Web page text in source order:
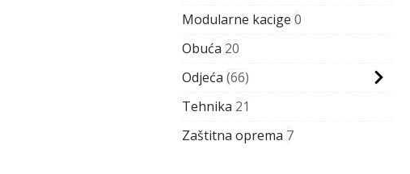
Modularne kacige 0
Obuća 20
Odjeća 66
Tehnika 21
Zaštitna oprema 7